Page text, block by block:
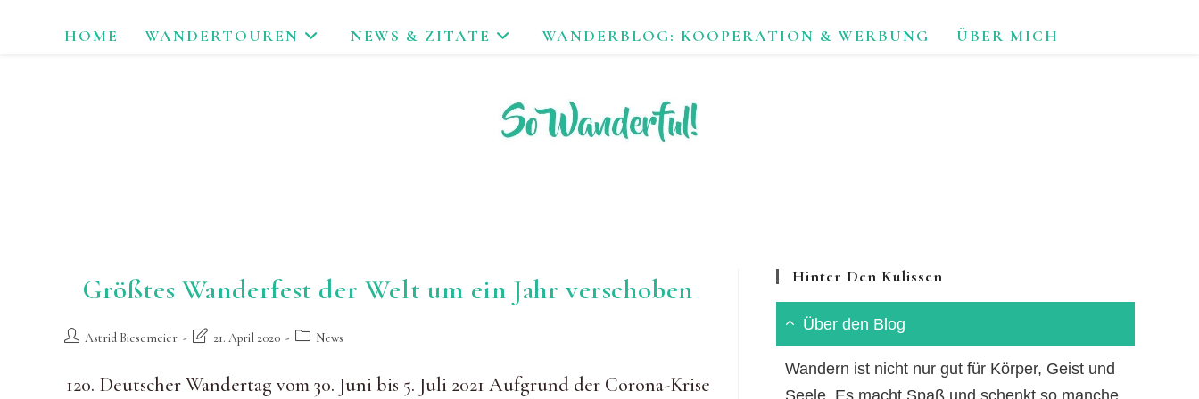
HOME WANDERTOUREN NEWS & ZITATE WANDERBLOG: KOOPERATION & WERBUNG ÜBER MICH
Größtes Wanderfest der Welt um ein Jahr verschoben
Beitrags-Astrid Biesemeier
Beitrag
geändert
am:
21. April 2020
Beitrags-
News
120. Deutscher Wandertag vom 30. Juni bis 5. Juli 2021 Aufgrund der Corona-Krise
Hinter Den Kulissen
Über den Blog
Wandern ist nicht nur gut für Körper, Geist und
Seele. Es macht Spaß und schenkt so manche